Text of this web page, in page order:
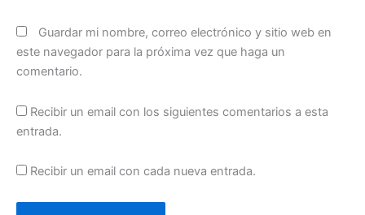
Guardar mi nombre, correo electrónico y sitio web en
este navegador para la próxima vez que haga un
comentario.
Recibir un email con los siguientes comentarios a esta
entrada.
Recibir un email con cada nueva entrada.